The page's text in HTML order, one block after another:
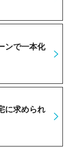
ンで一本化
に求められ